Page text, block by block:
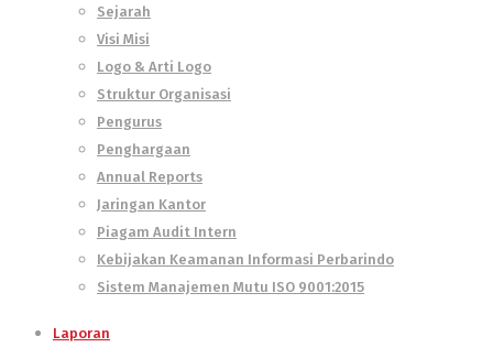
Sejarah
Visi Misi
Logo & Arti Logo
Struktur Organisasi
Pengurus
Penghargaan
Annual Reports
Jaringan Kantor
Piagam Audit Intern
Kebijakan Keamanan Informasi Perbarindo
Sistem Manajemen Mutu ISO 9001:2015
Laporan